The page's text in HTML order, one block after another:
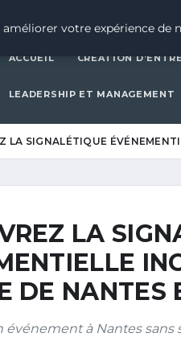
ACCUEIL CRÉATION
LEADERSHIP ET MANAGEMENT
LA SIGNALÉTIQUE
LA
DE NANTES
événement à Nantes sans
votre expérience